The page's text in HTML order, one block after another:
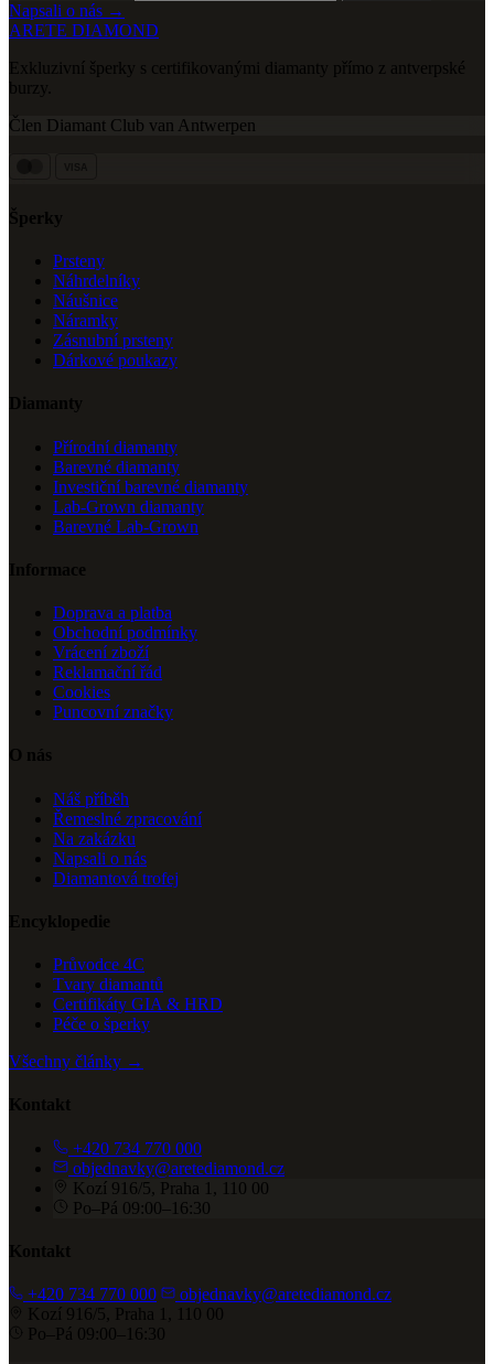
Napsali o nás →
ARETE DIAMOND
Exkluzivní šperky s certifikovanými diamanty přímo z antverpské
burzy.
Člen Diamant Club van Antwerpen
Šperky
Prsteny
Náhrdelníky
Náušnice
Náramky
Zásnubní prsteny
Dárkové poukazy
Diamanty
Přírodní diamanty
Barevné diamanty
Investiční barevné diamanty
Lab-Grown diamanty
Barevné Lab-Grown
Informace
Doprava a platba
Obchodní podmínky
Vrácení zboží
Reklamační řád
Cookies
Puncovní značky
O nás
Náš příběh
Řemeslné zpracování
Na zakázku
Napsali o nás
Diamantová trofej
Encyklopedie
Průvodce 4C
Tvary diamantů
Certifikáty GIA & HRD
Péče o šperky
Všechny články →
Kontakt
+420 734 770 000
objednavky@aretediamond.cz
Kozí 916/5, Praha 1, 110 00
Po–Pá 09:00–16:30
Kontakt
+420 734 770 000
objednavky@aretediamond.cz
Kozí 916/5, Praha 1, 110 00
Po–Pá 09:00–16:30